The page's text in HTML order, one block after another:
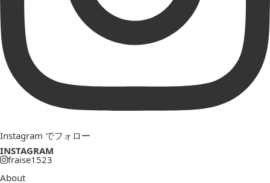
Instagram でフォロー
INSTAGRAM
fraise1523
About